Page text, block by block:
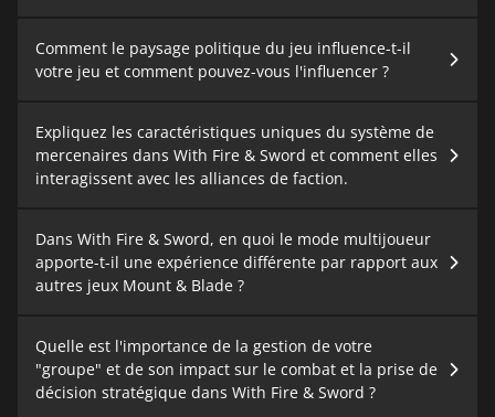
Comment le paysage politique du jeu influence-t-il
votre jeu et comment pouvez-vous l'influencer ?
Expliquez les caractéristiques uniques du système de
mercenaires dans With Fire & Sword et comment elles
interagissent avec les alliances de faction.
Dans With Fire & Sword, en quoi le mode multijoueur
apporte-t-il une expérience différente par rapport aux
autres jeux Mount & Blade ?
Quelle est l'importance de la gestion de votre
"groupe" et de son impact sur le combat et la prise de
décision stratégique dans With Fire & Sword ?